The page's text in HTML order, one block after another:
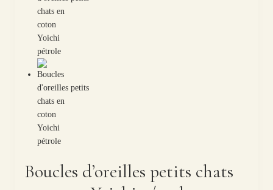
Boucles d’oreilles petits chats